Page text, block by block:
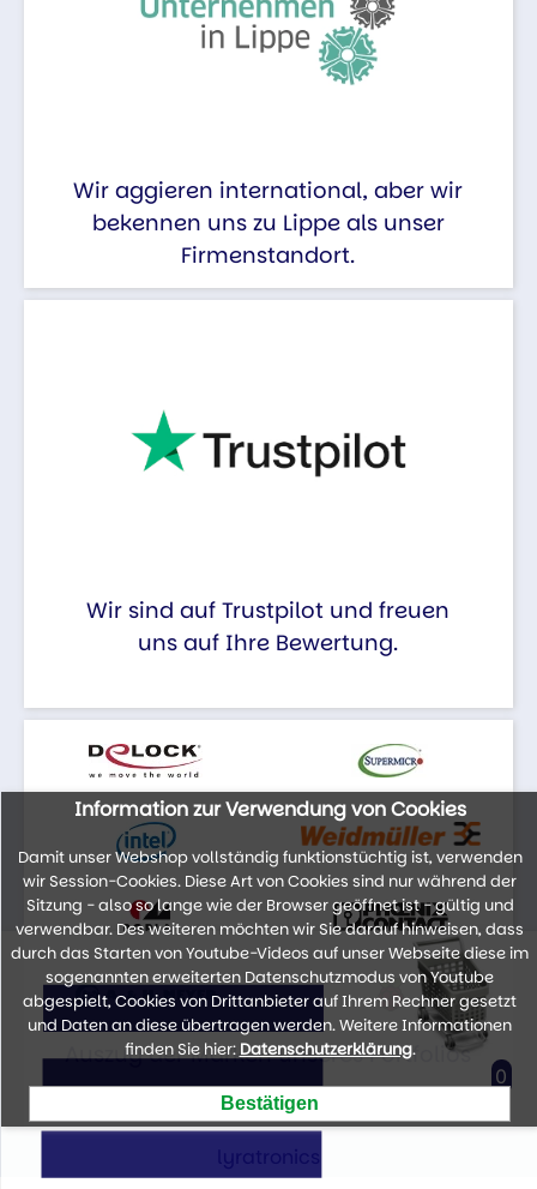
Wir aggieren international, aber wir
bekennen uns zu Lippe als unser
Firmenstandort.
Wir sind auf Trustpilot und freuen
uns auf Ihre Bewertung.
Auszug der Marken unseres Portfolios
Information zur Verwendung von Cookies
Damit unser Webshop vollständig funktionstüchtig ist, verwenden
wir Session-Cookies. Diese Art von Cookies sind nur während der
Sitzung - also so lange wie der Browser geöffnet ist - gültig und
verwendbar. Des weiteren möchten wir Sie darauf hinweisen, dass
durch das Starten von Youtube-Videos auf unser Webseite diese im
sogenannten erweiterten Datenschutzmodus von Youtube
abgespielt, Cookies von Drittanbieter auf Ihrem Rechner gesetzt
und Daten an diese übertragen werden. Weitere Informationen
finden Sie hier: Datenschutzerklärung.
0